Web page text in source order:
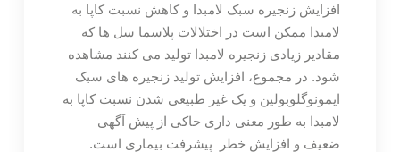
افزایش زنجیره سبک لامبدا و کاهش نسبت کاپا به
لامبدا ممکن است در اختلالات پلاسما سل ها که
مقادیر زیادی زنجیره لامبدا تولید می کنند مشاهده
شود. در مجموع، افزایش تولید زنجیره های سبک
ایمونوگلوبولین و یک غیر طبیعی شدن نسبت کاپا به
لامبدا به طور معنی داری حاکی از پیش آگهی
ضعیف و افزایش خطر پیشرفت بیماری است.